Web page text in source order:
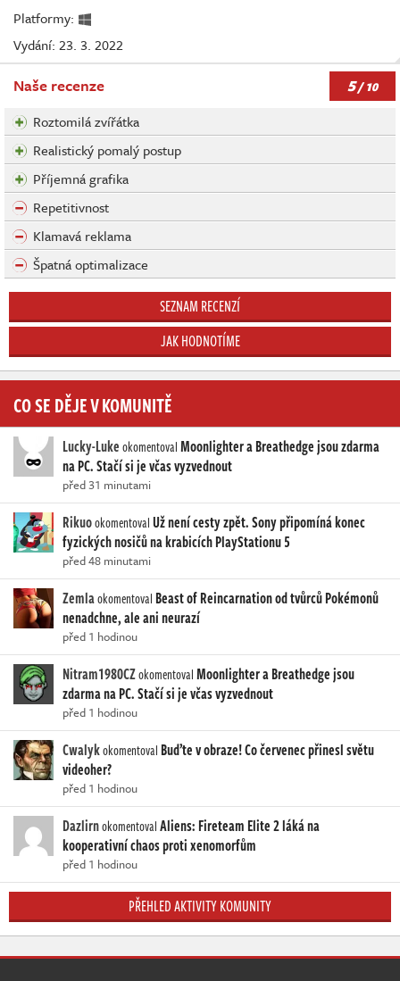
Platformy:
Vydání: 23. 3. 2022
Naše recenze 5/ 10
Roztomilá zvířátka
Realistický pomalý postup
Příjemná grafika
Repetitivnost
Klamavá reklama
Špatná optimalizace
SEZNAM RECENZÍ
JAK HODNOTÍME
CO SE DĚJE V KOMUNITĚ
Lucky-LukeokomentovalMoonlighter a Breathedge jsou zdarma
na PC. Stačí si je včas vyzvednout
před 31 minutami
RikuookomentovalUž není cesty zpět. Sony připomíná konec
fyzických nosičů na krabicích PlayStationu 5
před 48 minutami
Zemlaokomentoval Beast of Reincarnation od tvůrců Pokémonů
nenadchne, ale ani neurazí
před 1 hodinou
Nitram1980CZokomentovalMoonlighter a Breathedge jsou
zdarma na PC. Stačí si je včas vyzvednout
před 1 hodinou
Cwalykokomentoval Buďte v obraze! Co červenec přinesl světu
videoher?
před 1 hodinou
DazlirnokomentovalAliens: Fireteam Elite 2 láká na
kooperativní chaos proti xenomorfům
před 1 hodinou
PŘEHLED AKTIVITY KOMUNITY